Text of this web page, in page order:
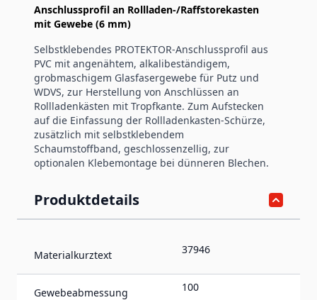
Anschlussprofil an Rollladen-/Raffstorekasten
mit Gewebe (6 mm)
Selbstklebendes PROTEKTOR-Anschlussprofil aus
PVC mit angenähtem, alkalibeständigem,
grobmaschigem Glasfasergewebe für Putz und
WDVS, zur Herstellung von Anschlüssen an
Rollladenkästen mit Tropfkante. Zum Aufstecken
auf die Einfassung der Rollladenkasten-Schürze,
zusätzlich mit selbstklebendem
Schaumstoffband, geschlossenzellig, zur
optionalen Klebemontage bei dünneren Blechen.
Produktdetails
Materialkurztext 37946
Gewebeabmessung 100